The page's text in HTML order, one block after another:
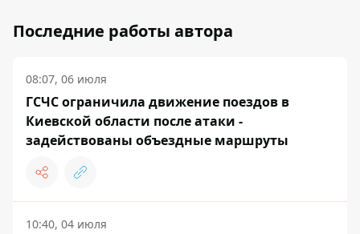
Последние работы автора
08:07, 06 июля
ГСЧС ограничила движение поездов в
Киевской области после атаки -
задействованы объездные маршруты
10:40, 04 июля